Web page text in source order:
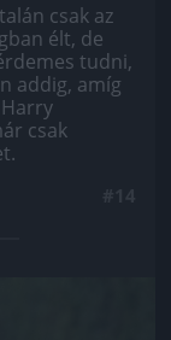
csak az
élt, de
tudni,
addig, amíg
csak